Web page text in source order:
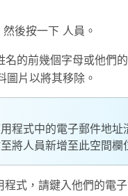
然後按一下 人員 。
名的前幾個字母或他們
圖片以將其移除。
程式中的電子郵件地
將人員新增至此空間欄
式，請鍵入他們的電